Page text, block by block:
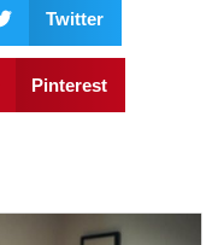
Twitter
Pinterest